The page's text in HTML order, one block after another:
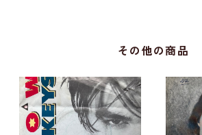
その他の商品